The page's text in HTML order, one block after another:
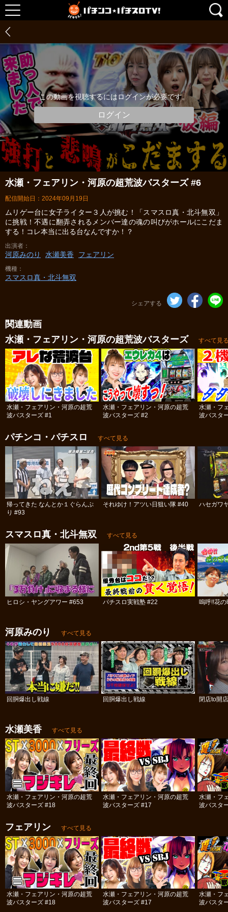
この動画を視聴するにはログインが必要です。
ログイン
水瀬・フェアリン・河原の超荒波バスターズ #6
配信開始日：2024年09月19日
ムリゲー台に女子ライター３人が挑む！「スマスロ真・北斗無双」
に挑戦！不遇に翻弄されるメンバー達の魂の叫びがホールにこだま
する！コレ本当に出る台なんですか！？
出演者
河原みのり 水瀬美香 フェアリン
機種
スマスロ真・北斗無双
シェアする
関連動画
水瀬・フェアリン・河原の超荒波バスターズ
すべて見
水瀬・フェアリン・河原の超荒
波バスターズ #1
水瀬・フェアリン・河原の超荒
波バスターズ #2
水瀬・フ
波バスタ
パチンコ・パチスロ すべて見る
帰ってきた なんとか１ぐらんぷ
り #93
それゆけ！アツい日狙い隊 #40 ハセガワ
スマスロ真・北斗無双 すべて見る
ヒロシ・ヤングアワー #653 パチスロ実戦塾 #22 嗚呼!!花
河原みのり すべて見る
回胴爆出し戦線 回胴爆出し戦線 閉店to開
水瀬美香 すべて見る
水瀬・フェアリン・河原の超荒
波バスターズ #18
水瀬・フェアリン・河原の超荒
波バスターズ #17
水瀬・フ
波バスタ
フェアリン すべて見る
水瀬・フェアリン・河原の超荒
波バスターズ #18
水瀬・フェアリン・河原の超荒
波バスターズ #17
水瀬・フ
波バスタ